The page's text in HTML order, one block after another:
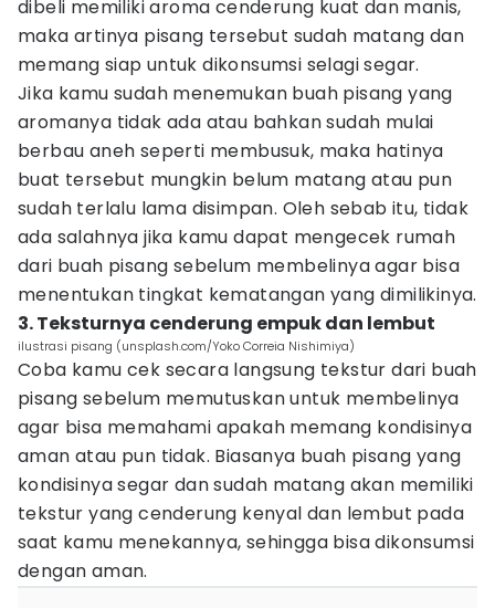
dibeli memiliki aroma cenderung kuat dan manis,
maka artinya pisang tersebut sudah matang dan
memang siap untuk dikonsumsi selagi segar.
Jika kamu sudah menemukan buah pisang yang
aromanya tidak ada atau bahkan sudah mulai
berbau aneh seperti membusuk, maka hatinya
buat tersebut mungkin belum matang atau pun
sudah terlalu lama disimpan. Oleh sebab itu, tidak
ada salahnya jika kamu dapat mengecek rumah
dari buah pisang sebelum membelinya agar bisa
menentukan tingkat kematangan yang dimilikinya.
3. Teksturnya cenderung empuk dan lembut
ilustrasi pisang (unsplash.com/Yoko Correia Nishimiya)
Coba kamu cek secara langsung tekstur dari buah
pisang sebelum memutuskan untuk membelinya
agar bisa memahami apakah memang kondisinya
aman atau pun tidak. Biasanya buah pisang yang
kondisinya segar dan sudah matang akan memiliki
tekstur yang cenderung kenyal dan lembut pada
saat kamu menekannya, sehingga bisa dikonsumsi
dengan aman.